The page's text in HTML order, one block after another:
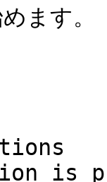
ます。
is